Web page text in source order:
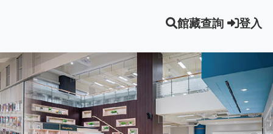
館藏查詢 登入